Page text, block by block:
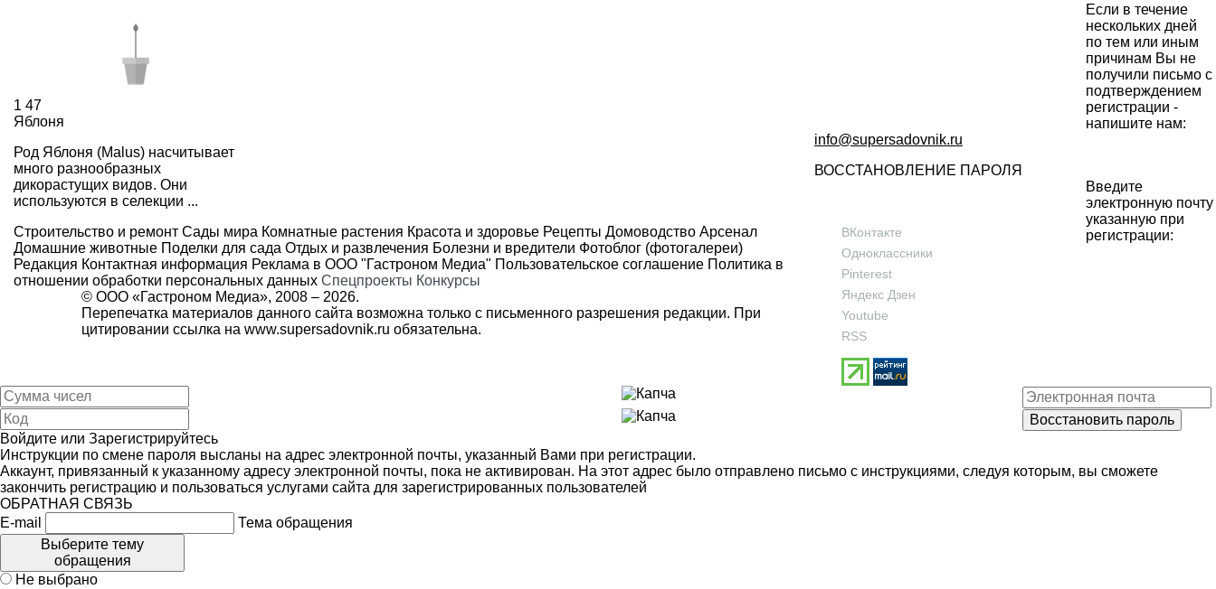
1 47
Яблоня
Род Яблоня (Malus) насчитывает
много разнообразных
дикорастущих видов. Они
используются в селекции ...
Строительство и ремонт Сады мира Комнатные растения Красота и здоровье Рецепты Домоводство Арсенал
Домашние животные Поделки для сада Отдых и развлечения Болезни и вредители Фотоблог (фотогалереи)
Редакция Контактная информация Реклама в ООО "Гастроном Медиа" Пользовательское соглашение Политика в
отношении обработки персональных данных Спецпроекты Конкурсы
© ООО «Гастроном Медиа», 2008 – 2026.
Перепечатка материалов данного сайта возможна только с письменного разрешения редакции. При
цитировании ссылка на www.supersadovnik.ru обязательна.
ВКонтакте
Одноклассники
Pinterest
Яндекс Дзен
Youtube
RSS
Если в течение
нескольких дней
по тем или иным
причинам Вы не
получили письмо с
подтверждением
регистрации -
напишите нам:
info@supersadovnik.ru
ВОССТАНОВЛЕНИЕ ПАРОЛЯ
Введите
электронную почту
указанную при
регистрации:
Войдите или Зарегистрируйтесь
Инструкции по смене пароля высланы на адрес электронной почты, указанный Вами при регистрации.
Аккаунт, привязанный к указанному адресу электронной почты, пока не активирован. На этот адрес было отправлено письмо с инструкциями, следуя которым, вы сможете
закончить регистрацию и пользоваться услугами сайта для зарегистрированных пользователей
ОБРАТНАЯ СВЯЗЬ
E-mail
Тема обращения
Выберите тему
обращения
Не выбрано